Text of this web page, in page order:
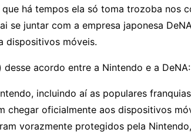
há tempos ela só toma trozoba nos
se juntar com a empresa japonesa
dispositivos móveis.
desse acordo entre a Nintendo e a DeNA:
incluindo aí as populares
chegar oficialmente aos dispositivos
vorazmente protegidos pela